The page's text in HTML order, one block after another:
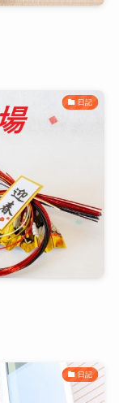
日記
日記